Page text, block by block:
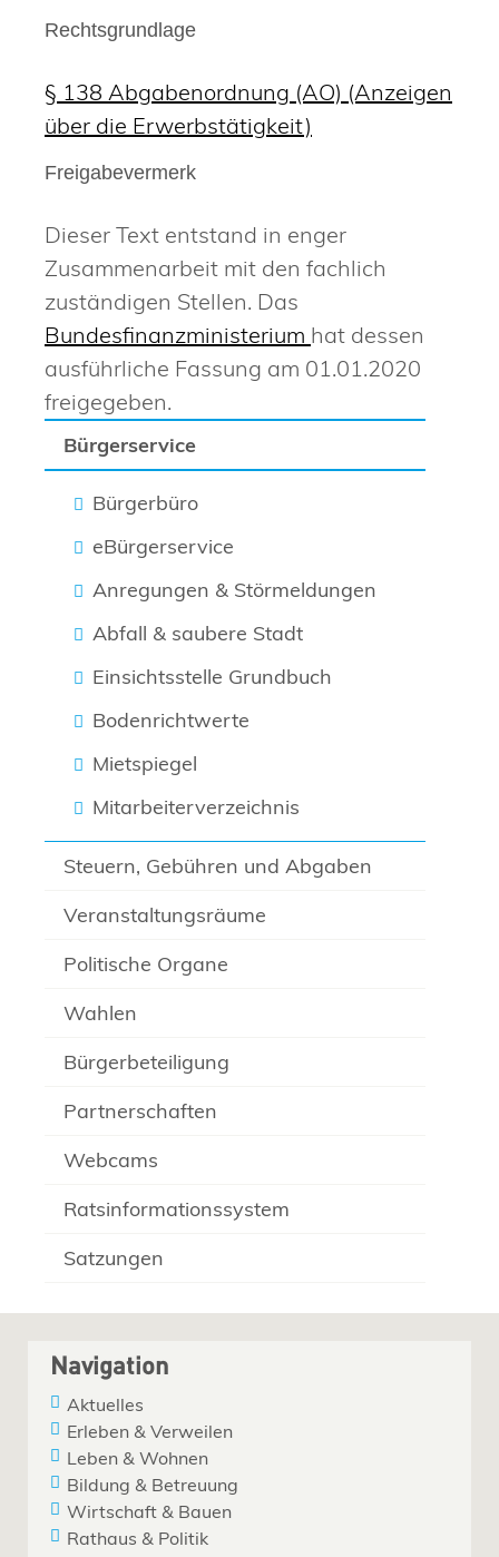
Bürgerservice
Bürgerbüro
eBürgerservice
Anregungen & Störmeldungen
Abfall & saubere Stadt
Einsichtsstelle Grundbuch
Bodenrichtwerte
Mietspiegel
Mitarbeiterverzeichnis
Steuern, Gebühren und Abgaben
Veranstaltungsräume
Politische Organe
Wahlen
Bürgerbeteiligung
Partnerschaften
Webcams
Ratsinformationssystem
Satzungen
Rechtsgrundlage
§ 138 Abgabenordnung (AO) (Anzeigen
über die Erwerbstätigkeit)
Freigabevermerk
Dieser Text entstand in enger
Zusammenarbeit mit den fachlich
zuständigen Stellen. Das
Bundesfinanzministerium hat dessen
ausführliche Fassung am 01.01.2020
freigegeben.
Navigation
Aktuelles
Erleben & Verweilen
Leben & Wohnen
Bildung & Betreuung
Wirtschaft & Bauen
Rathaus & Politik